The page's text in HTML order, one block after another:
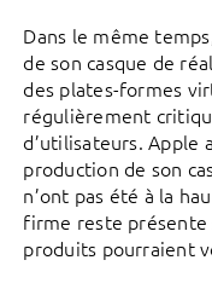
Dans le même
de son casque de
des plates-formes
régulièrement
d’utilisateurs. Apple
production de son
n’ont pas été à la
firme reste présente
produits pourraient